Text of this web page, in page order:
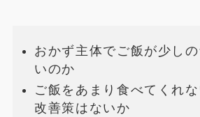
おかず主体でご飯が少し
いのか
ご飯をあまり食べてくれ
改善策はないか